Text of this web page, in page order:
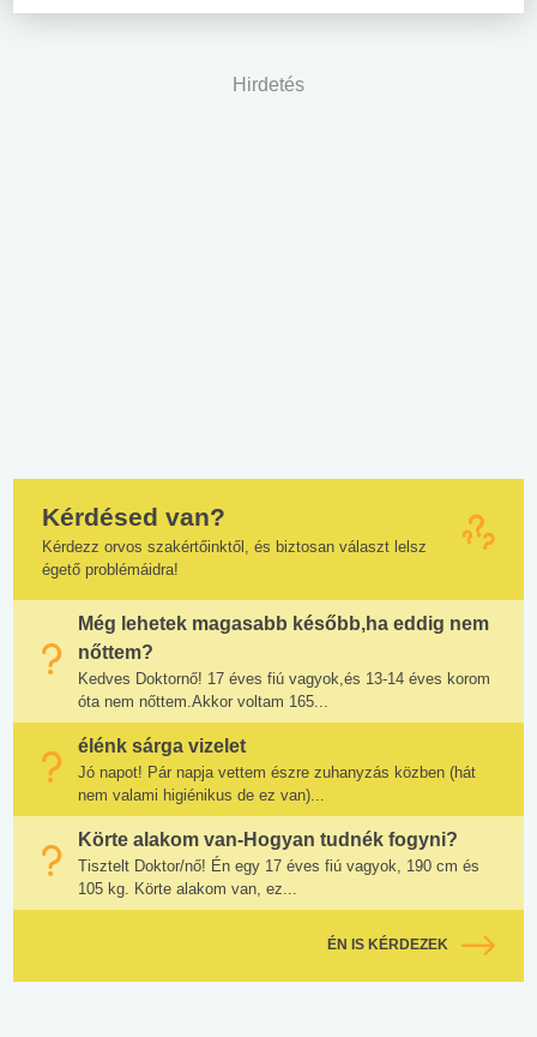
Hirdetés
Kérdésed van?
Kérdezz orvos szakértőinktől, és biztosan választ lelsz
égető problémáidra!
Még lehetek magasabb később,ha eddig nem
nőttem?
Kedves Doktornő! 17 éves fiú vagyok,és 13-14 éves korom
óta nem nőttem.Akkor voltam 165...
élénk sárga vizelet
Jó napot! Pár napja vettem észre zuhanyzás közben (hát
nem valami higiénikus de ez van)...
Körte alakom van-Hogyan tudnék fogyni?
Tisztelt Doktor/nő! Én egy 17 éves fiú vagyok, 190 cm és
105 kg. Körte alakom van, ez...
ÉN IS KÉRDEZEK